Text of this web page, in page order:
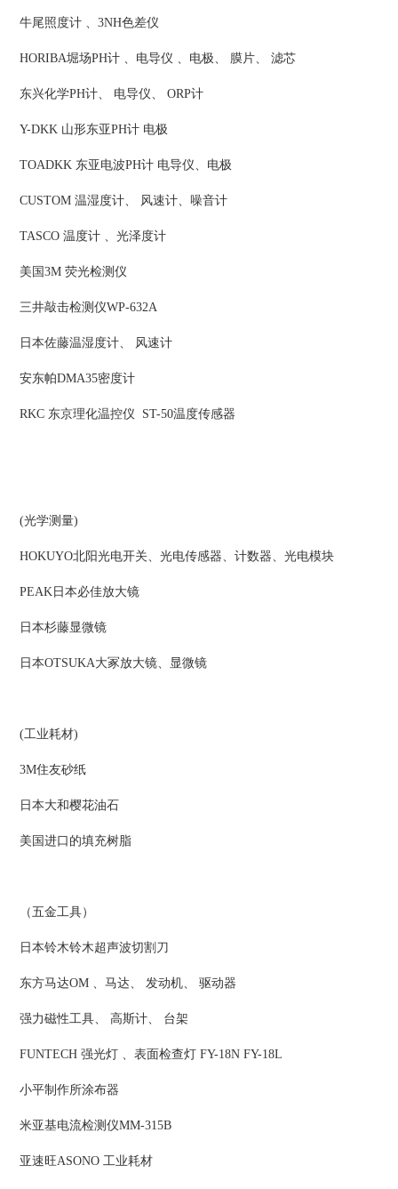
牛尾照度计 、3NH色差仪
HORIBA堀场PH计 、电导仪 、电极、 膜片、 滤芯
东兴化学PH计、 电导仪、 ORP计
Y-DKK 山形东亚PH计 电极
TOADKK 东亚电波PH计 电导仪、电极
CUSTOM 温湿度计、 风速计、噪音计
TASCO 温度计 、光泽度计
美国3M 荧光检测仪
三井敲击检测仪WP-632A
日本佐藤温湿度计、 风速计
安东帕DMA35密度计
RKC 东京理化温控仪 ST-50温度传感器
(光学测量)
HOKUYO北阳光电开关、光电传感器、计数器、光电模块
PEAK日本必佳放大镜
日本杉藤显微镜
日本OTSUKA大冢放大镜、显微镜
(工业耗材)
3M住友砂纸
日本大和樱花油石
美国进口的填充树脂
（五金工具）
日本铃木铃木超声波切割刀
东方马达OM 、马达、 发动机、 驱动器
强力磁性工具、 高斯计、 台架
FUNTECH 强光灯 、表面检查灯 FY-18N FY-18L
小平制作所涂布器
米亚基电流检测仪MM-315B
亚速旺ASONO 工业耗材